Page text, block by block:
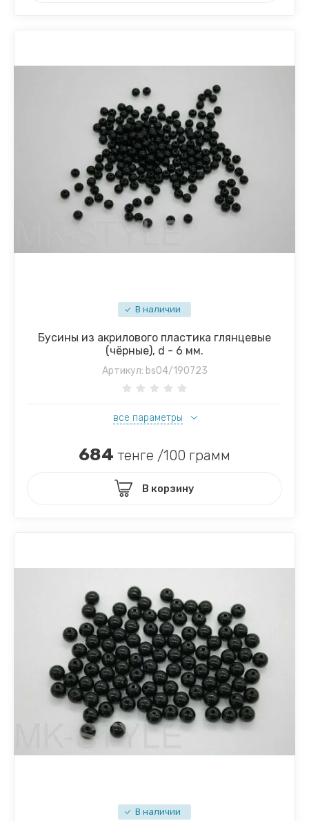
В наличии
Бусины из акрилового пластика глянцевые
(чёрные), d - 6 мм.
Артикул: bs04/190723
все параметры
684 тенге /100 грамм
В корзину
В наличии